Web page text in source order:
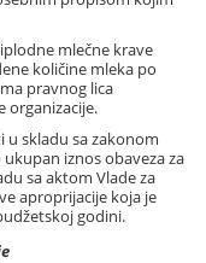
mlečne krave
količine mleka po
pravnog lica
organizacije.
u skladu sa zakonom
iznos obaveza za
sa aktom Vlade za
aproprijacije koja je
godini.